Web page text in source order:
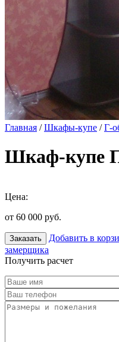
Главная /Шкафы-купе /Г-
Шкаф-купе
Цена:
от 60 000 руб.
Заказать Добавить в
замерщика
Получить расчет